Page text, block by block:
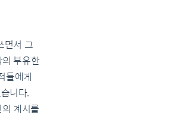
면서 그
부유한
들에게
니다.
계시를